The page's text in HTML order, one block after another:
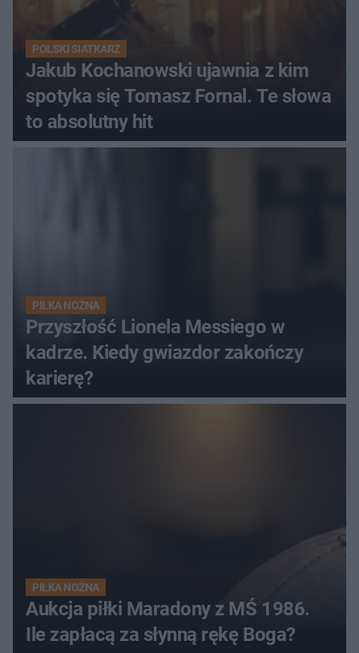
POLSKI SIATKARZ
Jakub Kochanowski ujawnia z kim
spotyka się Tomasz Fornal. Te słowa
to absolutny hit
PIŁKA NOŻNA
Przyszłość Lionela Messiego w
kadrze. Kiedy gwiazdor zakończy
karierę?
PIŁKA NOŻNA
Aukcja piłki Maradony z MŚ 1986.
Ile zapłacą za słynną rękę Boga?